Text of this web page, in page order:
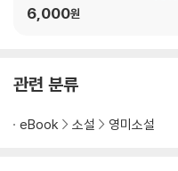
본)
6,000원
관련 분류
eBook 소설 영미소설